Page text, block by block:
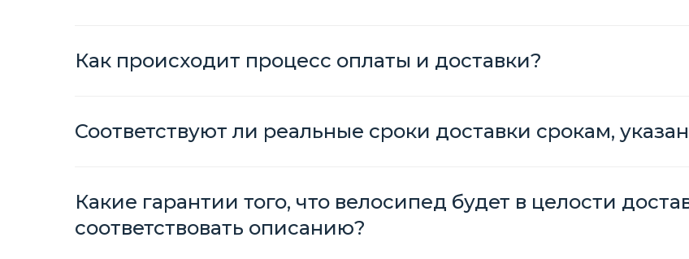
Как происходит процесс оплаты и доставки?
Соответствуют ли реальные сроки доставки срокам,
Какие гарантии того, что велосипед будет в целости
соответствовать описанию?